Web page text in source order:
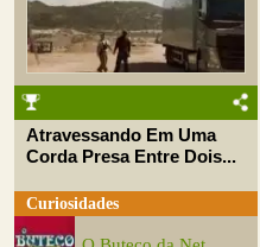
Atravessando Em Uma
Corda Presa Entre Dois...
Curiosidades